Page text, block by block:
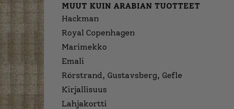
MUUT KUIN ARABIAN TUOTTEET
Hackman
Royal Copenhagen
Marimekko
Emali
Rörstrand, Gustavsberg, Gefle
Kirjallisuus
Lahjakortti